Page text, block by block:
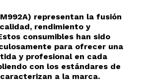
) representan la fusión
rendimiento y
consumibles han sido
para ofrecer una
y profesional en cada
con los estándares de
a la marca.